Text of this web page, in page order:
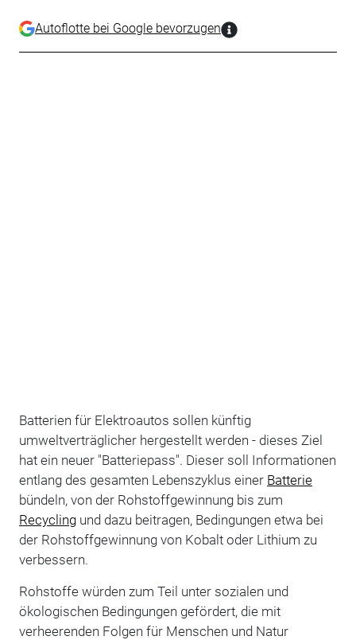
Autoflotte bei Google bevorzugen
Batterien für Elektroautos sollen künftig
umweltverträglicher hergestellt werden - dieses Ziel
hat ein neuer "Batteriepass". Dieser soll Informationen
entlang des gesamten Lebenszyklus einer Batterie
bündeln, von der Rohstoffgewinnung bis zum
Recyclingund dazu beitragen, Bedingungen etwa bei
der Rohstoffgewinnung von Kobalt oder Lithium zu
verbessern.
Rohstoffe würden zum Teil unter sozialen und
ökologischen Bedingungen gefördert, die mit
verheerenden Folgen für Menschen und Natur